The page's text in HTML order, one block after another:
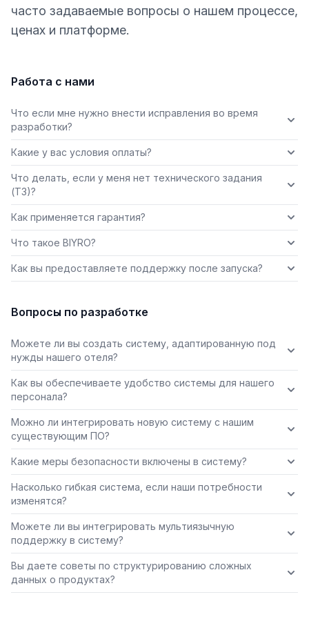
часто задаваемые вопросы о нашем процессе,
ценах и платформе.
Работа с нами
Что если мне нужно внести исправления во время
разработки?
Какие у вас условия оплаты?
Что делать, если у меня нет технического задания
(ТЗ)?
Как применяется гарантия?
Что такое BIYRO?
Как вы предоставляете поддержку после запуска?
Вопросы по разработке
Можете ли вы создать систему, адаптированную под
нужды нашего отеля?
Как вы обеспечиваете удобство системы для нашего
персонала?
Можно ли интегрировать новую систему с нашим
существующим ПО?
Какие меры безопасности включены в систему?
Насколько гибкая система, если наши потребности
изменятся?
Можете ли вы интегрировать мультиязычную
поддержку в систему?
Вы даете советы по структурированию сложных
данных о продуктах?